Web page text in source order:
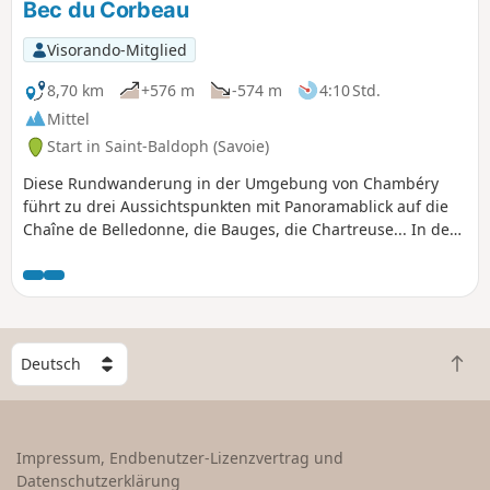
Bec du Corbeau
Visorando-Mitglied
8,70 km
+576 m -574 m
4:10 Std.
Mittel
Start in Saint-Baldoph (Savoie)
Diese Rundwanderung in der Umgebung von Chambéry
führt zu drei Aussichtspunkten mit Panoramablick auf die
Chaîne de Belledonne, die Bauges, die Chartreuse... In der
sich wie am Mittelmeer, nur die Zikaden fehlen noch.
W
ä
h
e
Z
u
Impressum, Endbenutzer-Lizenzvertrag und
Datenschutzerklärung